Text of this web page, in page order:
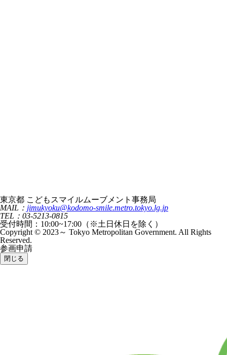
東京都 こどもスマイルムーブメント事務局
MAIL： jimukyoku@kodomo-smile.metro.tokyo.lg.jp
TEL：03-5213-0815
受付時間：10:00~17:00（※土日休日を除く）
Copyright © 2023～ Tokyo Metropolitan Government. All Rights
Reserved.
参画申請
閉じる